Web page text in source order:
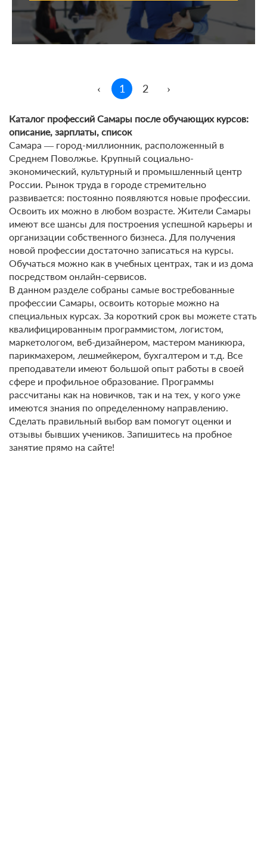
‹ 1 2 ›
Каталог профессий Самары после обучающих курсов:
описание, зарплаты, список
Самара ― город-миллионник, расположенный в
Среднем Поволжье. Крупный социально-
экономический, культурный и промышленный центр
России. Рынок труда в городе стремительно
развивается: постоянно появляются новые профессии.
Освоить их можно в любом возрасте. Жители Самары
имеют все шансы для построения успешной карьеры и
организации собственного бизнеса. Для получения
новой профессии достаточно записаться на курсы.
Обучаться можно как в учебных центрах, так и из дома
посредством онлайн-сервисов.
В данном разделе собраны самые востребованные
профессии Самары, освоить которые можно на
специальных курсах. За короткий срок вы можете стать
квалифицированным программистом, логистом,
маркетологом, веб-дизайнером, мастером маникюра,
парикмахером, лешмейкером, бухгалтером и т.д. Все
преподаватели имеют большой опыт работы в своей
сфере и профильное образование. Программы
рассчитаны как на новичков, так и на тех, у кого уже
имеются знания по определенному направлению.
Сделать правильный выбор вам помогут оценки и
отзывы бывших учеников. Запишитесь на пробное
занятие прямо на сайте!